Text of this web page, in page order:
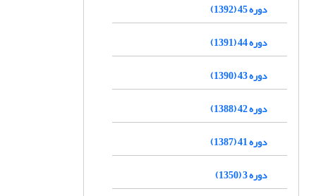
دوره 45 (1392)
دوره 44 (1391)
دوره 43 (1390)
دوره 42 (1388)
دوره 41 (1387)
دوره 3 (1350)